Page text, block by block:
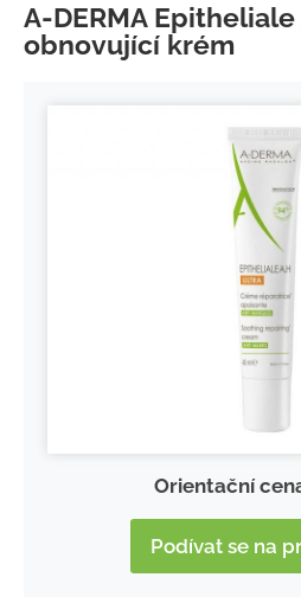
A-DERMA
obnovující krém
Orientační
Podívat se na